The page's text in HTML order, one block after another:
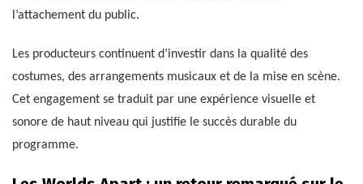
l’attachement du public.
Les producteurs continuent d’investir dans la qualité des
costumes, des arrangements musicaux et de la mise en scène.
Cet engagement se traduit par une expérience visuelle et
sonore de haut niveau qui justifie le succès durable du
programme.